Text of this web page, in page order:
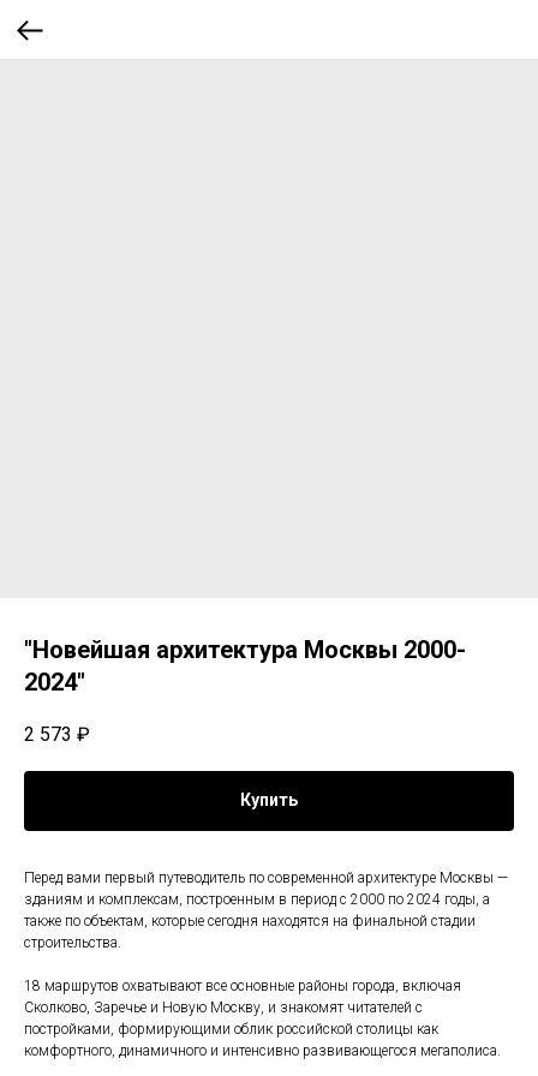
"Новейшая архитектура Москвы 2000-
2024"
2 573 ₽
Купить
Перед вами первый путеводитель по современной архитектуре Москвы —
зданиям и комплексам, построенным в период с 2000 по 2024 годы, а
также по объектам, которые сегодня находятся на финальной стадии
строительства.
18 маршрутов охватывают все основные районы города, включая
Сколково, Заречье и Новую Москву, и знакомят читателей с
постройками, формирующими облик российской столицы как
комфортного, динамичного и интенсивно развивающегося мегаполиса.